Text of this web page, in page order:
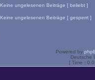
Keine ungelesenen Beiträge [ beliebt ]
Keine ungelesenen Beiträge [ gesperrt ]
Powered by
Deutsche
[ Time :